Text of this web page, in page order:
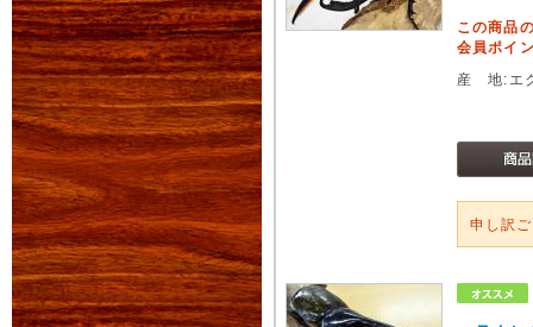
この商品
会員ポイ
産 地:エ
申し訳